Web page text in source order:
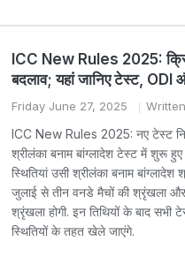
ICC New Rules 2025:
बदलाव; यहां जानिए टेस्ट, ODI
Friday June 27, 2025
ICC New Rules 2025: नए टेस्ट
श्रीलंका बनाम बांग्लादेश टेस्ट में शुरू
स्थितियां उसी श्रीलंका बनाम
जुलाई से तीन वनडे मैचों की श्रृंखला
श्रृंखला होगी. इन तिथियों के बाद
स्थितियों के तहत खेले जाएंगे.